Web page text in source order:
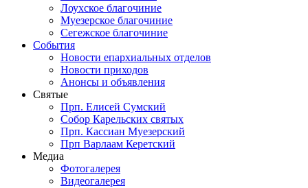
Лоухское благочиние
Муезерское благочиние
Сегежское благочиние
События
Новости епархиальных отделов
Новости приходов
Анонсы и объявления
Святые
Прп. Елисей Сумский
Собор Карельских святых
Прп. Кассиан Муезерский
Прп Варлаам Керетский
Медиа
Фотогалерея
Видеогалерея